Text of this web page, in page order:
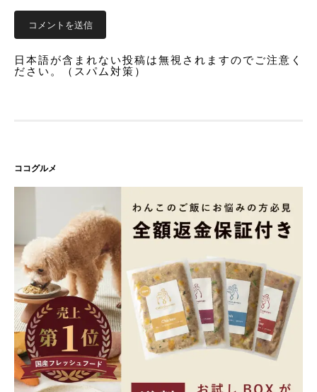
日本語が含まれない投稿は無視されますのでご注意く
ださい。（スパム対策）
ココグルメ